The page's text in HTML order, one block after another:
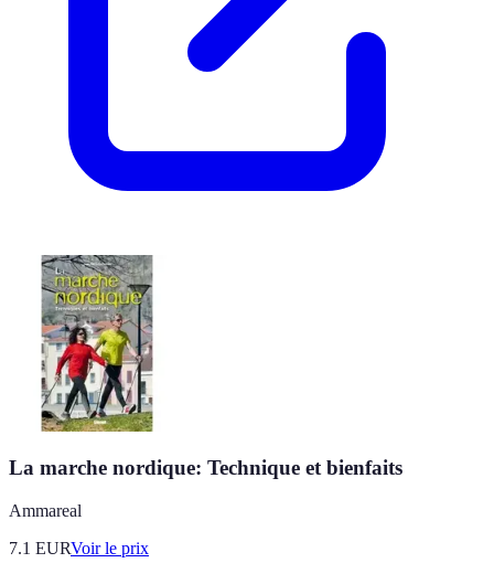
La marche nordique: Technique et bienfaits
Ammareal
7.1 EURVoir le prix